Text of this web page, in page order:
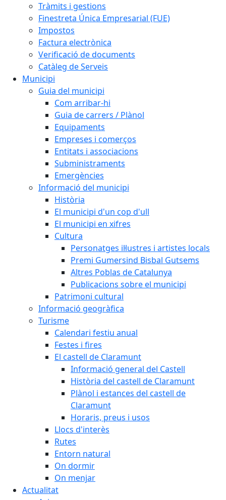
Tràmits i gestions
Finestreta Única Empresarial (FUE)
Impostos
Factura electrònica
Verificació de documents
Catàleg de Serveis
Municipi
Guia del municipi
Com arribar-hi
Guia de carrers / Plànol
Equipaments
Empreses i comerços
Entitats i associacions
Subministraments
Emergències
Informació del municipi
Història
El municipi d'un cop d'ull
El municipi en xifres
Cultura
Personatges il·lustres i artistes locals
Premi Gumersind Bisbal Gutsems
Altres Poblas de Catalunya
Publicacions sobre el municipi
Patrimoni cultural
Informació geogràfica
Turisme
Calendari festiu anual
Festes i fires
El castell de Claramunt
Informació general del Castell
Història del castell de Claramunt
Plànol i estances del castell de
Claramunt
Horaris, preus i usos
Llocs d'interès
Rutes
Entorn natural
On dormir
On menjar
Actualitat